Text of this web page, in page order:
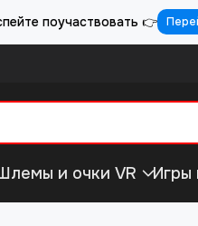
поучаствовать 👉
и очки VR Игры